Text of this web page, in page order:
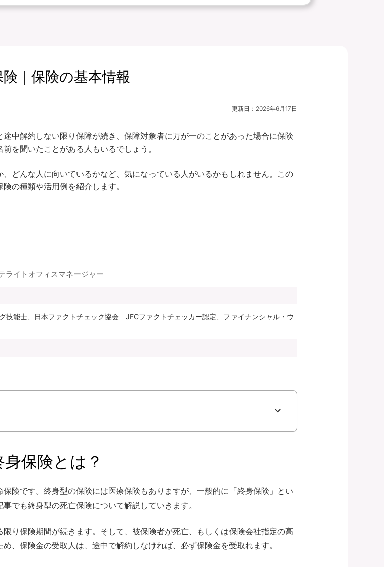
｜保険の基本情報
更新日： 2026年6月17日
中解約しない限り保障が続き、保障対象者に万が一のことがあった場合に保険
を聞いたことがある人もいるでしょう。
どんな人に向いているかなど、気になっている人がいるかもしれません。この
イトオフィスマネージャー
能士、日本ファクトチェック協会 JFCファクトチェッカー認定、ファイナンシャル・ウ
身保険とは？
険です。終身型の保険には医療保険もありますが、一般的に「終身保険」とい
でも終身型の死亡保険について解説していきます。
り保険期間が続きます。そして、被保険者が死亡、もしくは保険会社指定の高
、保険金の受取人は、途中で解約しなければ、必ず保険金を受取れます。